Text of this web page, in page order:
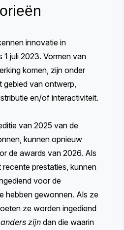
innovatie in
juli 2023. Vormen van
komen, zijn onder
van ontwerp,
en/of interactiviteit.
van 2025 van de
kunnen opnieuw
de awards van 2026. Als
prestaties, kunnen
voor de
hebben gewonnen. Als ze
ze worden ingediend
anders zijn dan die waarin